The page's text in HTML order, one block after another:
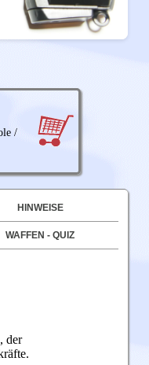
/
HINWEISE
WAFFEN - QUIZ
der